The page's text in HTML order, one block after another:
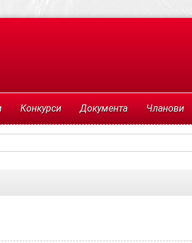
Конкурси Документа Чланови